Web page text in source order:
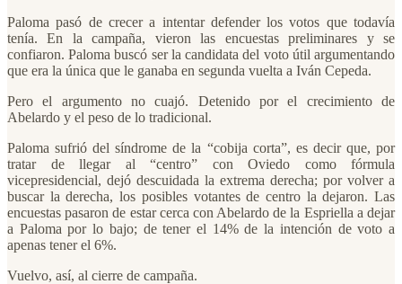
Paloma pasó de crecer a intentar defender los votos que todavía
tenía. En la campaña, vieron las encuestas preliminares y se
confiaron. Paloma buscó ser la candidata del voto útil argumentando
que era la única que le ganaba en segunda vuelta a Iván Cepeda.
Pero el argumento no cuajó. Detenido por el crecimiento de
Abelardo y el peso de lo tradicional.
Paloma sufrió del síndrome de la “cobija corta”, es decir que, por
tratar de llegar al “centro” con Oviedo como fórmula
vicepresidencial, dejó descuidada la extrema derecha; por volver a
buscar la derecha, los posibles votantes de centro la dejaron. Las
encuestas pasaron de estar cerca con Abelardo de la Espriella a dejar
a Paloma por lo bajo; de tener el 14% de la intención de voto a
apenas tener el 6%.
Vuelvo, así, al cierre de campaña.